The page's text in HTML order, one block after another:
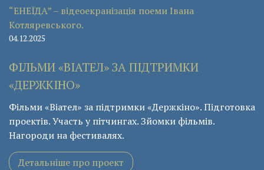
“ЕНЕЇДА” – відеоекранізація поеми Івана
Котляревського.
04.12.2025
ФІЛЬМИ «ВІАТЕЛ» ЗА ПІДТРИМКИ
«ДЕРЖКІНО»
Фільми «Віател» за підтримки «Держкіно». Підготовка
проектів. Участь у пітчингах. Зйомки фільмів.
Нагороди на фестивалях.
Детальніше про проект